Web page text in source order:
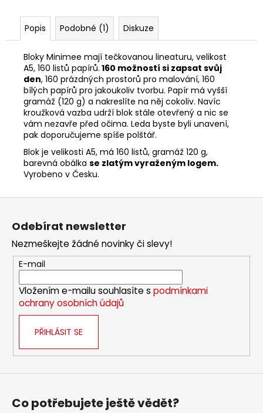
Popis Podobné (1) Diskuze
Bloky Minimee mají tečkovanou lineaturu, velikost
A5, 160 listů papírů. 160 možností si zapsat svůj
den, 160 prázdných prostorů pro malování, 160
bílých papírů pro jakoukoliv tvorbu. Papír má vyšší
gramáž (120 g) a nakreslíte na něj cokoliv. Navíc
kroužková vazba udrží blok stále otevřený a nic se
vám nezavře před očima. Leda byste byli unavení,
pak doporučujeme spíše polštář.
Blok je velikosti A5, má 160 listů, gramáž 120 g,
barevná obálka se zlatým vyraženým logem.
Vyrobeno v Česku.
Z
Odebírat newsletter
Nezmeškejte žádné novinky či slevy!
E-mail
Vložením e-mailu souhlasíte s podmínkami
ochrany osobních údajů
PŘIHLÁSIT SE
Co potřebujete ještě vědět?